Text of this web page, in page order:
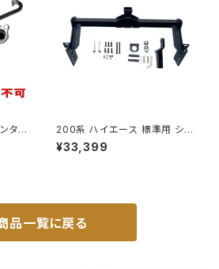
タ
ッ
200系 ハイエース 標準用 シャ
ックル 付き ヒッチ メンバー ボ
ールマウント ヒッチマウント トレ
¥33,399
品一覧に戻る